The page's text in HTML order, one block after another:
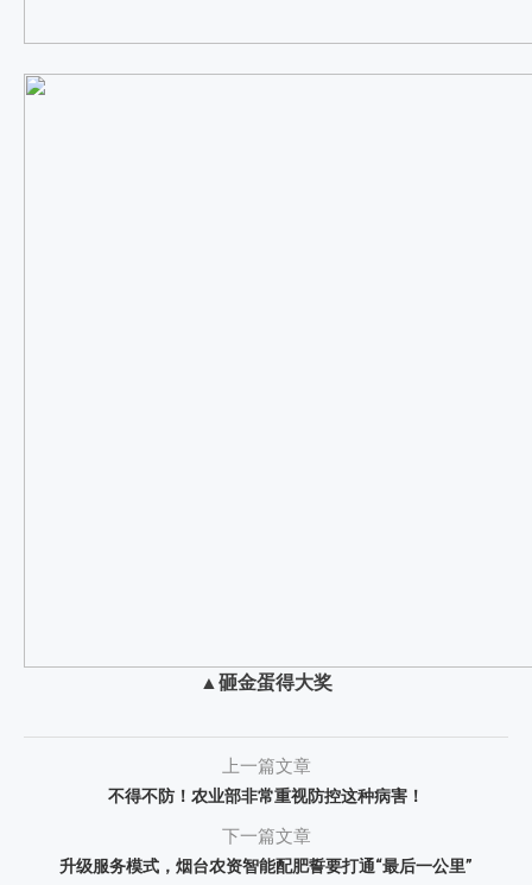
▲砸金蛋得大奖
上一篇文章
不得不防！农业部非常重视防控这种病害！
下一篇文章
升级服务模式，烟台农资智能配肥誓要打通“最后一公里”